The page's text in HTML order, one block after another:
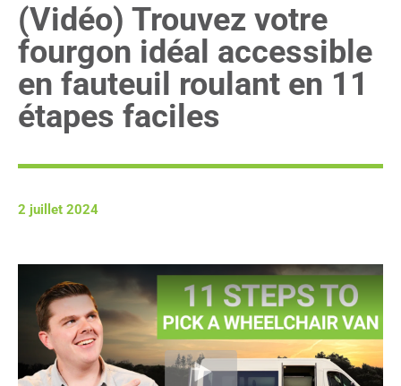
(Vidéo) Trouvez votre
fourgon idéal accessible
en fauteuil roulant en 11
étapes faciles
2 juillet 2024